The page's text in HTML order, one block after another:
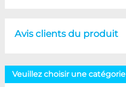
Avis clients du produit
Veuillez choisir une catégorie